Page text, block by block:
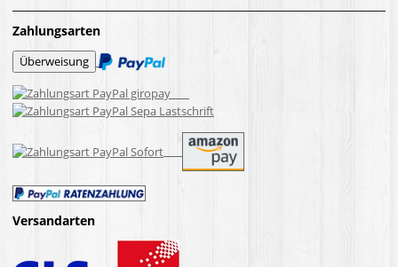
Zahlungsarten
Versandarten